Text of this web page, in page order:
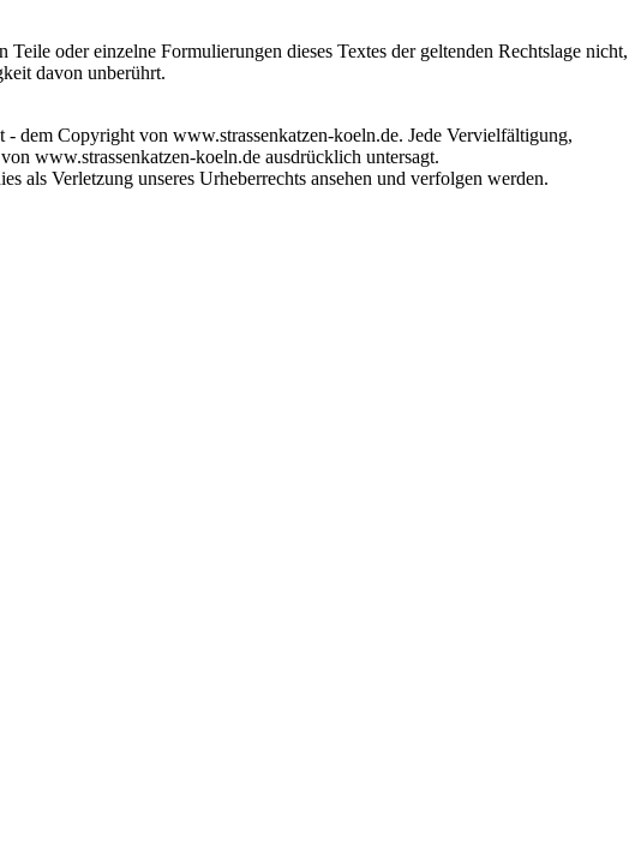
oder einzelne Formulierungen dieses Textes der geltenden Rechtslage nicht,
davon unberührt.
dem Copyright von www.strassenkatzen-koeln.de. Jede Vervielfältigung,
www.strassenkatzen-koeln.de ausdrücklich untersagt.
als Verletzung unseres Urheberrechts ansehen und verfolgen werden.